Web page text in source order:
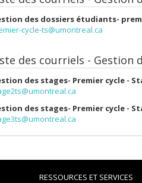
des dossiers étudiants-
cycle-ts@umontreal.ca
des courriels - Gestion
des stages- Premier cycle -
des stages- Premier cycle -
RESSOURCES ET SERVICES